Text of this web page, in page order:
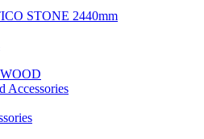
STONE 2440mm
Accessories